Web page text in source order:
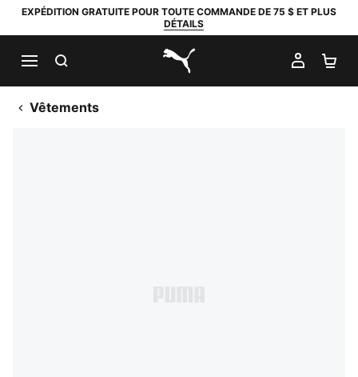
EXPÉDITION GRATUITE POUR TOUTE COMMANDE DE 75 $ ET PLUS
DÉTAILS
PUMA.com
MON
Vêtements